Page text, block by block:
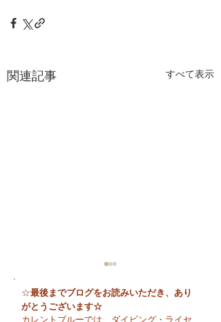
関連記事 すべて表示
☆最後までブログをお読みいただき、あり
がとうございます☆
カレントブルーでは、ダイビング・ライセ